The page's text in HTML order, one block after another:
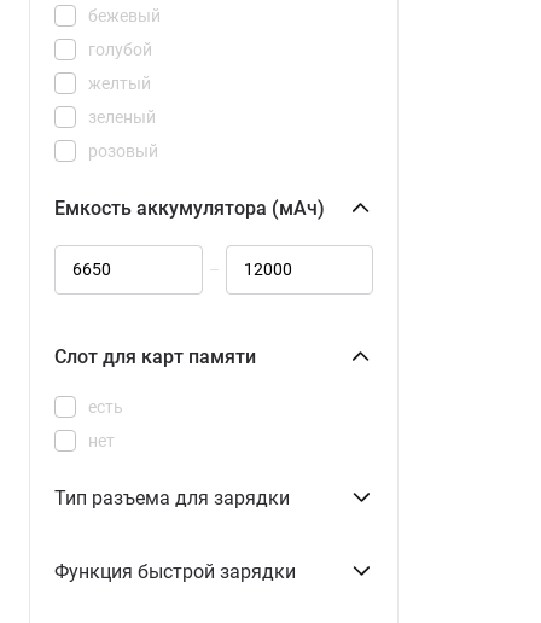
2800x1840
3200x2136
бежевый
голубой
желтый
зеленый
розовый
серый
синий
Емкость аккумулятора (мАч)
–
Слот для карт памяти
есть
нет
Тип разъема для зарядки
Функция быстрой зарядки